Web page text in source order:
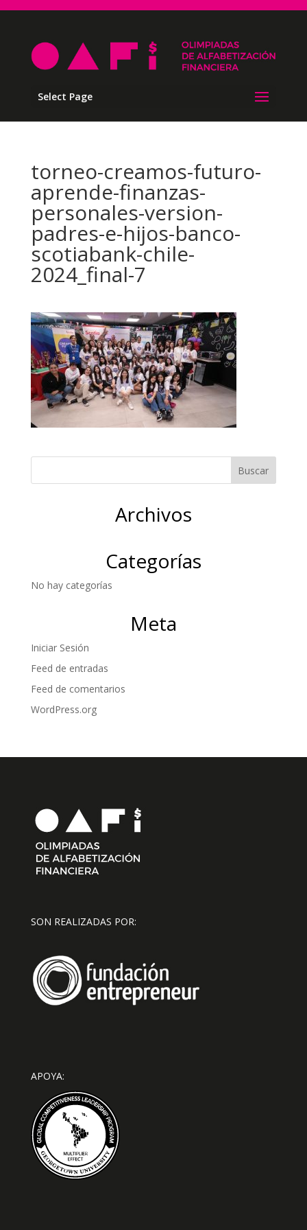
Select Page
torneo-creamos-futuro-
aprende-finanzas-
personales-version-
padres-e-hijos-banco-
scotiabank-chile-
2024_final-7
Archivos
Categorías
No hay categorías
Meta
Iniciar Sesión
Feed de entradas
Feed de comentarios
WordPress.org
SON REALIZADAS POR:
APOYA: